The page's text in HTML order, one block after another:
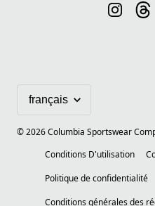
©2026Columbia Sportswear
Conditions D'utilisation
Politique de confidentialité
Conditions générales des